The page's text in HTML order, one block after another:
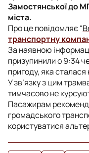
Замостянської до
міста.
Про це повідомляє “
транспортну
За наявною
призупинили о 9:34
пригоду, яка сталася
У зв’язку з цим
тимчасово не
Пасажирам
громадського
користуватися